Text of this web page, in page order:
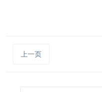
上一页